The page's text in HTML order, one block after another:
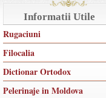
Informatii Utile
Rugaciuni
Filocalia
Dictionar Ortodox
Pelerinaje in Moldova